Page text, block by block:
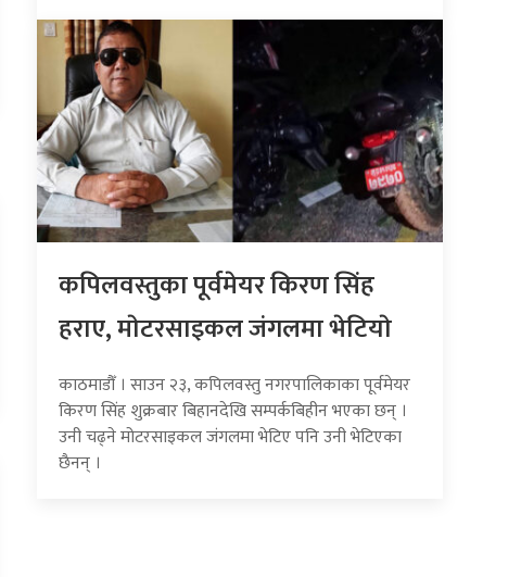
कपिलवस्तुका पूर्वमेयर किरण सिंह
हराए, माेटरसाइकल जंगलमा भेटियाे
काठमाडौँ । साउन २३, कपिलवस्तु नगरपालिकाका पूर्वमेयर
किरण सिंह शुक्रबार बिहानदेखि सम्पर्कबिहीन भएका छन् ।
उनी चढ्ने मोटरसाइकल जंगलमा भेटिए पनि उनी भेटिएका
छैनन् ।